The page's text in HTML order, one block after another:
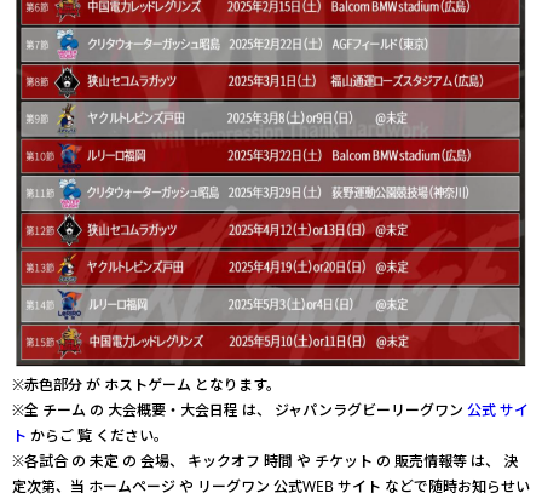
※赤色部分 が ホストゲーム となります。
※全 チーム の 大会概要・大会日程 は、 ジャパンラグビーリーグワン 公式 サイ
ト からご 覧 ください。
※各試合 の 未定 の 会場、 キックオフ 時間 や チケット の 販売情報等 は、 決
定次第、当 ホームページ や リーグワン 公式WEB サイト などで随時お知らせい